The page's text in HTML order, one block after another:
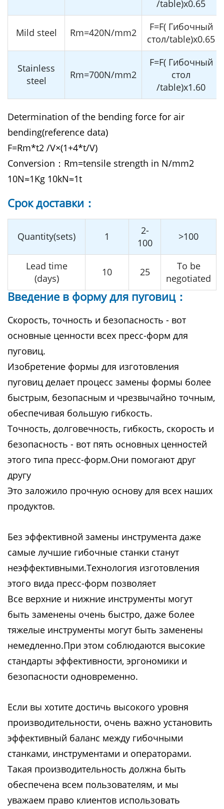
/table)x0.65
Mild steel Rm=420N/mm2
F=F( Гибочный
стол/table)x0.65
Stainless
steel
Rm=700N/mm2
F=F( Гибочный
стол
/table)x1.60
Determination of the bending force for air
bending(reference data)
F=Rm*t2 /V×(1+4*t/V)
Conversion：Rm=tensile strength in N/mm2
10N≈1Kg 10kN≈1t
Cрок доставки：
Quantity(sets) 1
2-
100
>100
Lead time
(days)
10 25
To be
negotiated
Введение в форму для пуговиц：
Скорость, точность и безопасность - вот
основные ценности всех пресс-форм для
пуговиц.
Изобретение формы для изготовления
пуговиц делает процесс замены формы более
быстрым, безопасным и чрезвычайно точным,
обеспечивая большую гибкость.
Точность, долговечность, гибкость, скорость и
безопасность - вот пять основных ценностей
этого типа пресс-форм.Они помогают друг
другу
Это заложило прочную основу для всех наших
продуктов.
Без эффективной замены инструмента даже
самые лучшие гибочные станки станут
неэффективными.Технология изготовления
этого вида пресс-форм позволяет
Все верхние и нижние инструменты могут
быть заменены очень быстро, даже более
тяжелые инструменты могут быть заменены
немедленно.При этом соблюдаются высокие
стандарты эффективности, эргономики и
безопасности одновременно.
Если вы хотите достичь высокого уровня
производительности, очень важно установить
эффективный баланс между гибочными
станками, инструментами и операторами.
Такая производительность должна быть
обеспечена всем пользователям, и мы
уважаем право клиентов использовать